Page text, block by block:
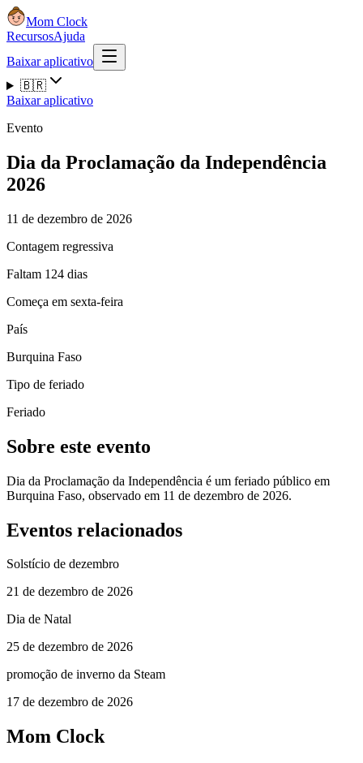
Mom Clock
RecursosAjuda
Baixar aplicativo
🇧🇷
Baixar aplicativo
Evento
Dia da Proclamação da Independência
2026
11 de dezembro de 2026
Contagem regressiva
Faltam 124 dias
Começa em sexta-feira
País
Burquina Faso
Tipo de feriado
Feriado
Sobre este evento
Dia da Proclamação da Independência é um feriado público em
Burquina Faso, observado em 11 de dezembro de 2026.
Eventos relacionados
Solstício de dezembro
21 de dezembro de 2026
Dia de Natal
25 de dezembro de 2026
promoção de inverno da Steam
17 de dezembro de 2026
Mom Clock